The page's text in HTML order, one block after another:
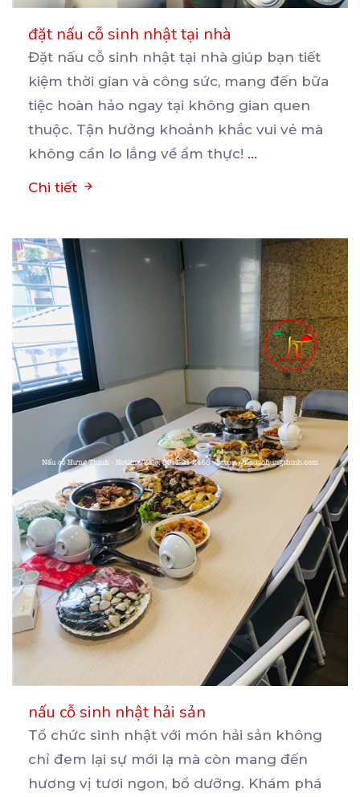
đặt nấu cỗ sinh nhật tại nhà
Đặt nấu cỗ sinh nhật tại nhà giúp bạn tiết
kiệm thời gian và công sức, mang đến bữa
tiệc hoàn hảo ngay tại không gian quen
thuộc. Tận hưởng khoảnh khắc vui vẻ mà
không cần lo lắng về ẩm thực! ...
Chi tiết
nấu cỗ sinh nhật hải sản
Tổ chức sinh nhật với món hải sản không
chỉ đem lại sự mới lạ mà còn mang đến
hương vị tươi ngon, bổ dưỡng. Khám phá